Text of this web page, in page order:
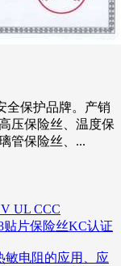
全保护品牌。产销
压保险丝、温度保
管保险丝、...
UL CCC
贴片保险丝KC认证
敏电阻的应用、应